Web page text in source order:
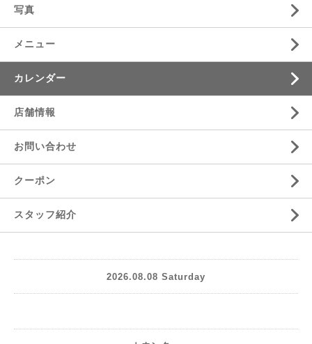
写真
メニュー
カレンダー
店舗情報
お問い合わせ
クーポン
スタッフ紹介
2026.08.08 Saturday